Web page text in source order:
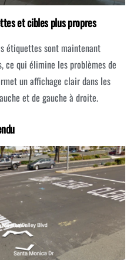
et cibles plus propres
étiquettes sont maintenant
ce qui élimine les problèmes de
un affichage clair dans les
et de gauche à droite.